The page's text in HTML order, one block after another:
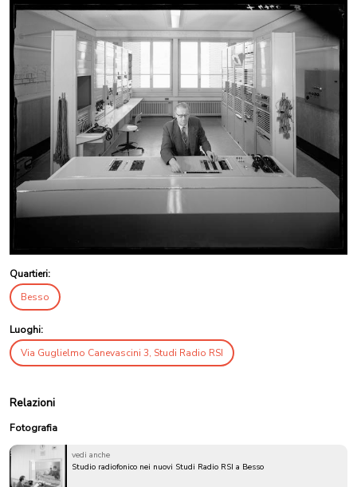
Quartieri:
Besso
Luoghi:
Via Guglielmo Canevascini 3, Studi Radio RSI
Relazioni
Fotografia
vedi anche
Studio radiofonico nei nuovi Studi Radio RSI a Besso